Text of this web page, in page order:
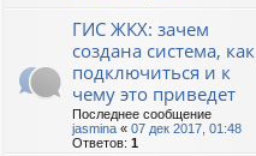
ГИС ЖКХ: зачем
создана система, как
подключиться и к
чему это приведет
Последнее сообщение
jasmina « 07 дек 2017, 01:48
Ответов: 1